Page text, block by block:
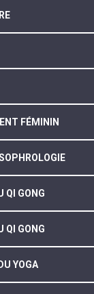
FÉMININ
QI GONG
QI GONG
YOGA